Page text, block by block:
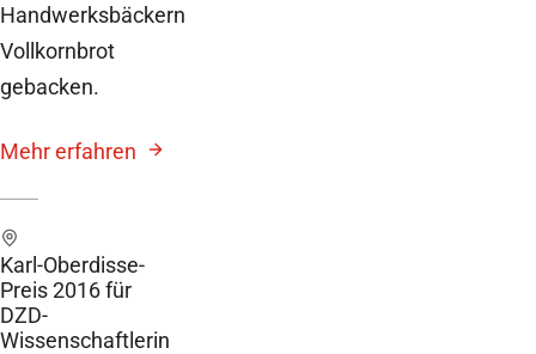
Handwerksbäckern
Vollkornbrot
gebacken.
Mehr erfahren
Karl-Oberdisse-
Preis 2016 für
DZD-
Wissenschaftlerin